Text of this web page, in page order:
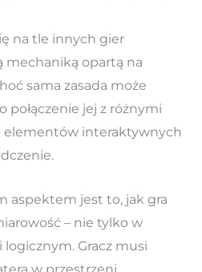
na tle innych gier
mechaniką opartą na
sama zasada może
połączenie jej z różnymi
elementów interaktywnych
aspektem jest to, jak gra
– nie tylko w
logicznym. Gracz musi